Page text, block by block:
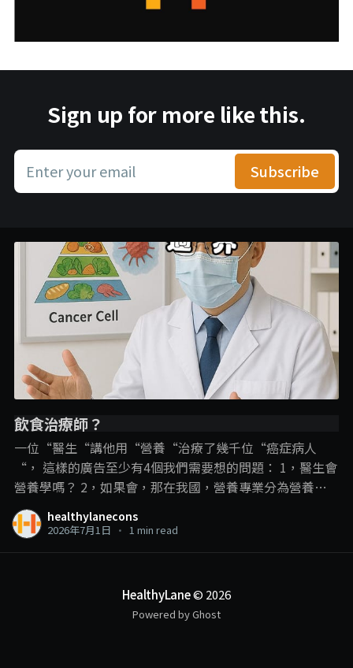
Sign up for more like this.
Enter your email Subscribe
飲食治療師？
一位“醫生“講他用“營養“治療了幾千位“癌症病人
“， 這樣的廣告至少有4個我們需要想的問題： 1，醫生會
營養學嗎？ 2，如果會，那在我國，營養專業分為營養師
和飲食治療師，那他是用哪一個專業內容？ 3，即使是飲
食治療師可以進行疾病的“飲食治療“，但在這裡，飲食
疾病給治了，尤其是癌症這種複雜的疾病。 4，以醫生的
頭銜，確實可以“治療“癌症，那敢問他是開藥呢？動手
術呢？還是化療電療呢？ 一個線上課程可以做到這些？ . . .
healthylanecons
2026年7月1日 • 1 min read
HealthyLane© 2026
Powered by Ghost